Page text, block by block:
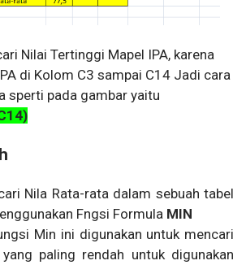
Nilai Tertinggi Mapel IPA, karena
di Kolom C3 sampai C14 Jadi cara
sperti pada gambar yaitu
Nila Rata-rata dalam sebuah tabel
Fngsi Formula MIN
Min ini digunakan untuk mencari
paling rendah untuk digunakan